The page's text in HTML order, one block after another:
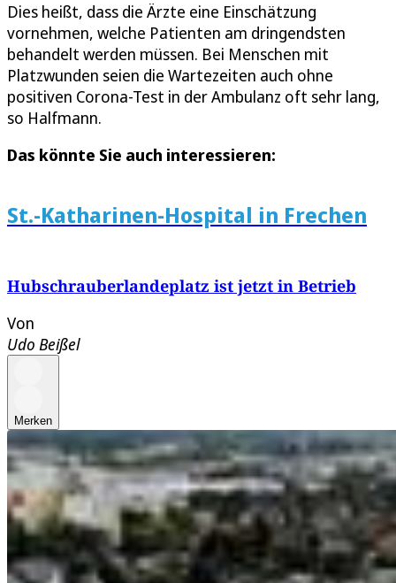
Dies heißt, dass die Ärzte eine Einschätzung
vornehmen, welche Patienten am dringendsten
behandelt werden müssen. Bei Menschen mit
Platzwunden seien die Wartezeiten auch ohne
positiven Corona-Test in der Ambulanz oft sehr lang,
so Halfmann.
Das könnte Sie auch interessieren:
St.-Katharinen-Hospital in Frechen
Hubschrauberlandeplatz ist jetzt in Betrieb
Von
Udo Beißel
Merken